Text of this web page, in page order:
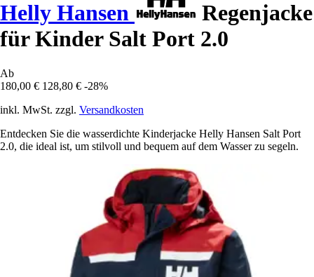
Helly Hansen
Regenjacke
für Kinder Salt Port 2.0
Ab
180,00 € 128,80 € -28%
inkl. MwSt. zzgl. Versandkosten
Entdecken Sie die wasserdichte Kinderjacke Helly Hansen Salt Port
2.0, die ideal ist, um stilvoll und bequem auf dem Wasser zu segeln.